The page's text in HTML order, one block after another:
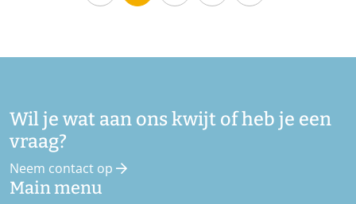
Wil je wat aan ons kwijt of heb je een
vraag?
Neem contact op
Main menu